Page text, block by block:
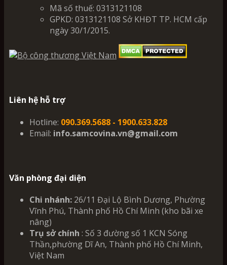
Mã số thuế: 0313121108
GPKD: 0313121108 Sở KHĐT TP. HCM cấp
ngày 30/1/2015.
Liên hệ hỗ trợ
Hotline: 090.369.5688 - 1900.633.828
Email: info.samcovina.vn@gmail.com
Văn phòng đại diện
Chi nhánh: 26/11 Đại Lộ Bình Dương, Phường
Vĩnh Phú, Thành phố Hồ Chí Minh (kho bãi xe
nâng)
Trụ sở chính : Số 3 đường số 1 KCN Sóng
Thần,phường Dĩ An, Thành phố Hồ Chí Minh,
Việt Nam